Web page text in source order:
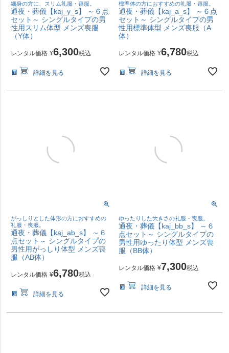
細身の方に、スリム礼服・喪服。
通夜・葬儀【kaj_y_s】 ～６点
セット～ シングルタイプの男
性用スリム体型 メンズ喪服
（Y体）
レンタル価格 ¥6,300税込
詳細を見る
標準体の方におすすめの礼服・喪服。
通夜・葬儀【kaj_a_s】 ～６点
セット～ シングルタイプの男
性用標準体型 メンズ喪服（A
体）
レンタル価格 ¥6,780税込
詳細を見る
がっしりとした体形の方におすすめの
礼服・喪服。
通夜・葬儀【kaj_ab_s】 ～６
点セット～ シングルタイプの
男性用がっしり体型 メンズ喪
服（AB体）
レンタル価格 ¥6,780税込
詳細を見る
ゆったりした大きさの礼服・喪服。
通夜・葬儀【kaj_bb_s】 ～６
点セット～ シングルタイプの
男性用ゆったり体型 メンズ喪
服（BB体）
レンタル価格 ¥7,300税込
詳細を見る